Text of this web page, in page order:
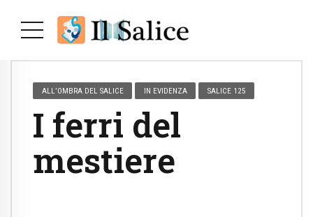
ALL’OMBRA DEL SALICE IN EVIDENZA SALICE 125
I ferri del
mestiere